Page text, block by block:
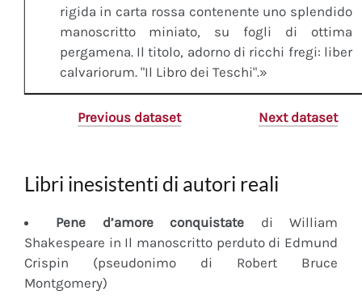
rigida in carta rossa contenente uno splendido
manoscritto miniato, su fogli di ottima
pergamena. Il titolo, adorno di ricchi fregi: liber
calvariorum. "Il Libro dei Teschi".»
Previous dataset Next dataset
Libri inesistenti di autori reali
Pene d’amore conquistate di William
Shakespeare in Il manoscritto perduto di Edmund
Crispin (pseudonimo di Robert Bruce
Montgomery)